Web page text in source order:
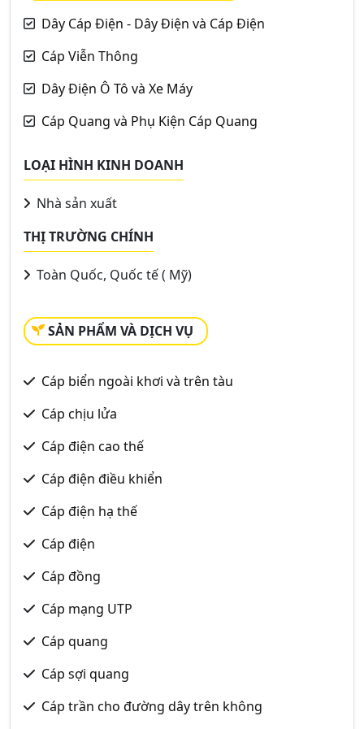
Dây Cáp Điện - Dây Điện và Cáp Điện
Cáp Viễn Thông
Dây Điện Ô Tô và Xe Máy
Cáp Quang và Phụ Kiện Cáp Quang
LOẠI HÌNH KINH DOANH
Nhà sản xuất
THỊ TRƯỜNG CHÍNH
Toàn Quốc, Quốc tế ( Mỹ)
SẢN PHẨM VÀ DỊCH VỤ
Cáp biển ngoài khơi và trên tàu
Cáp chịu lửa
Cáp điện cao thế
Cáp điện điều khiển
Cáp điện hạ thế
Cáp điện
Cáp đồng
Cáp mạng UTP
Cáp quang
Cáp sợi quang
Cáp trần cho đường dây trên không